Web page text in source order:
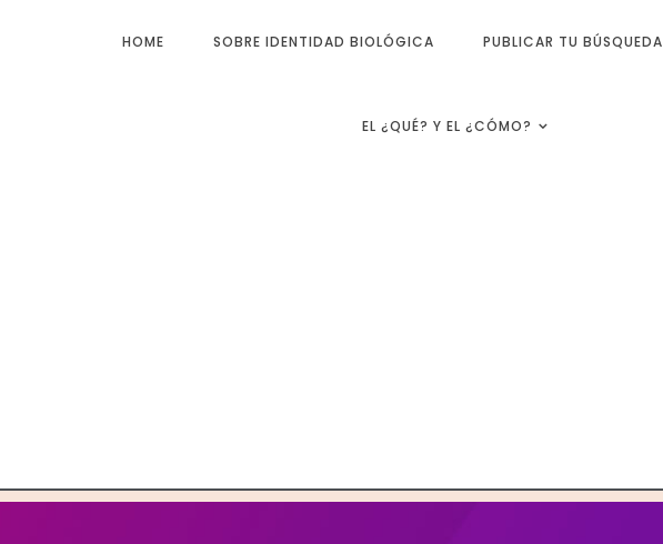
HOME SOBRE IDENTIDAD BIOLÓGICA PUBLICAR TU BÚSQUEDA
EL ¿QUÉ? Y EL ¿CÓMO?